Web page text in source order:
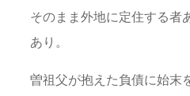
そのまま外地に定住する者
あり。
曽祖父が抱えた負債に始末